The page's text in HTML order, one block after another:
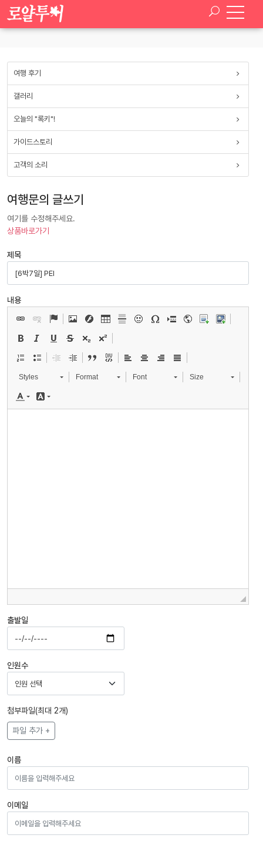
SELECT * FROM paran_board_setup WHERE board_type ='tour_qna'
여행 후기
갤러리
오늘의 "록키"!
가이드스토리
고객의 소리
여행문의 글쓰기
여기를 수정해주세요.
상품바로가기
제목
내용
Styles Format Font Size
출발일
인원수
첨부파일(최대 2개)
파일 추가 +
이름
이메일